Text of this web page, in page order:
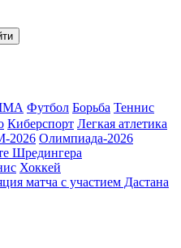
Футбол Борьба Теннис
Киберспорт Легкая атлетика
2026 Олимпиада-2026
Шредингера
Хоккей
матча с участием Дастана